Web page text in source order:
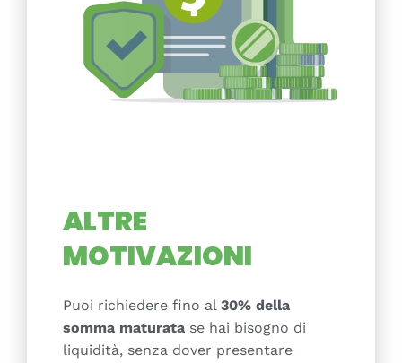
ALTRE
MOTIVAZIONI
Puoi richiedere fino al 30% della
somma maturata se hai bisogno di
liquidità, senza dover presentare